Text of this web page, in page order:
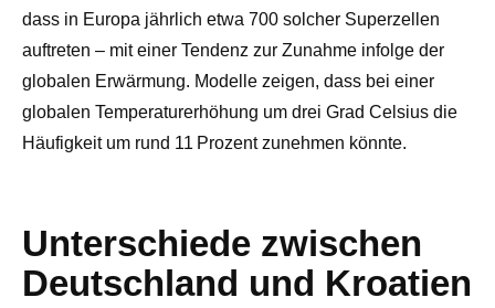
dass in Europa jährlich etwa 700 solcher Superzellen
auftreten – mit einer Tendenz zur Zunahme infolge der
globalen Erwärmung. Modelle zeigen, dass bei einer
globalen Temperaturerhöhung um drei Grad Celsius die
Häufigkeit um rund 11 Prozent zunehmen könnte.
Unterschiede zwischen
Deutschland und Kroatien